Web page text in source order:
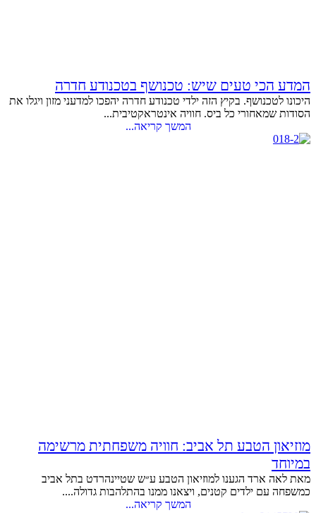
המדע הכי טעים שיש: טכנושף בטכנודע חדרה
היכונו לטכנושף. בקיץ הזה ילדי טכנודע חדרה יהפכו למדעני מזון ויגלו את
הסודות שמאחורי כל ביס. חוויה אינטראקטיבית...
המשך קריאה...
מוזיאון הטבע תל אביב: חוויה משפחתית מרשימה
במיוחד
מאת לאה ארד הגענו למוזיאון הטבע ע״ש שטיינהרדט בתל אביב
כמשפחה עם ילדים קטנים, ויצאנו ממנו בהתלהבות גדולה....
המשך קריאה...